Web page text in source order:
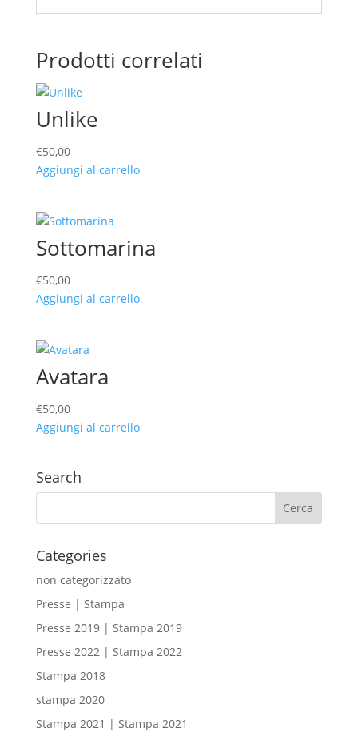
Prodotti correlati
Unlike
€50,00
Aggiungi al carrello
Sottomarina
€50,00
Aggiungi al carrello
Avatara
€50,00
Aggiungi al carrello
Search
Categories
non categorizzato
Presse | Stampa
Presse 2019 | Stampa 2019
Presse 2022 | Stampa 2022
Stampa 2018
stampa 2020
Stampa 2021 | Stampa 2021